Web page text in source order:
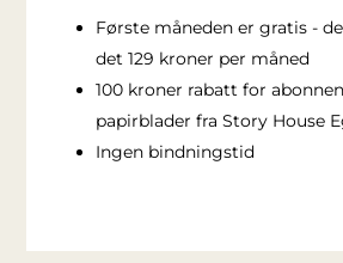
Første måneden er gratis -
det 129 kroner per måned
100 kroner rabatt for
papirblader fra Story House
Ingen bindningstid